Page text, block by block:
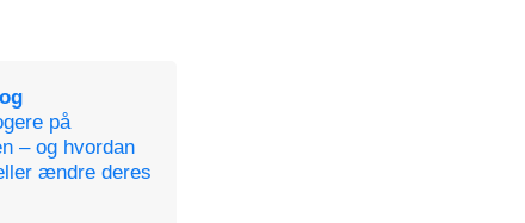
på
– og hvordan
ændre deres